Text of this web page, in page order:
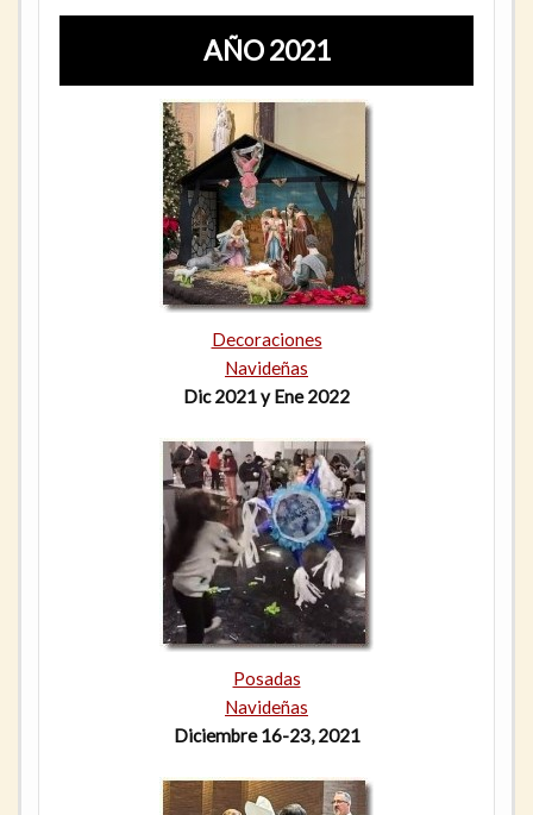
AÑO 2021
Decoraciones
Navideñas
Dic 2021 y Ene 2022
Posadas
Navideñas
Diciembre 16-23, 2021